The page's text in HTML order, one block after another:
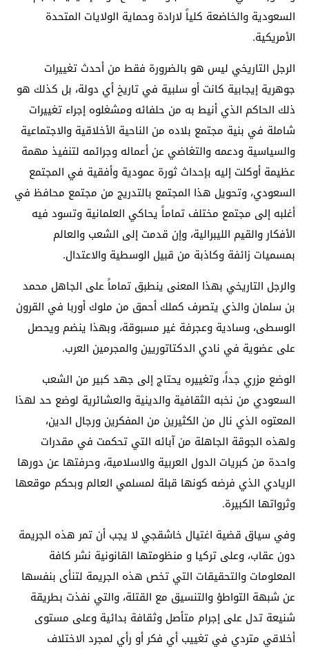
السعودية والخاضعة كلياً لارادة وحماية الولايات المتحدة
الأمريكية.
الرجل التاريخي ليس هو بالضرورة فقط من أحدث تغييرات
جوهرية إيجابية كانت أو سلبية في تاريخ أي دولة، بل كذلك هو
ذلك الحاكم الذي أنيط به من حلفائه ومشغلوه إجراء تغييرات
شاملة في بنية مجتمع بلاده من الناحية الأخلاقية والاجتماعية
والسياسية ودعمه والتغاضي عن أعماله وجرائمه لتنفيذ مهمة
عظيمة أوكلت إليه بإحداث ثورة عمودية وأفقية في المجتمع
السعودي، وتحويل هذا المجتمع بالتدريج من مجتمع محافظ في
أغلبه إلى مجتمع مختلف تماماً يحاكي العلمانية وتسود فيه
الأفكار والقيم الليبرالية، وإن قدمت إلى الشعب والعالم
بمسميات زائفة وكاذبة من قبيل الوسطية والاعتدال.
والرجل التاريخي بهذا المعنى ينطبق تماماً على الجاهل محمد
بن سلمان والذي يتصرف كملك أحمق من ملوك أوربا في القرون
الوسطى، وسادية وعجرفة غير مسبوقة، وبهذا ينضم ويحصل
على عضوية في نادي الدكتاتوريين والمجرمين العرب.
الوضع مزري جداً، وتغييره يحتاج إلى جهد كبير من الشعب
السعودي من نخبه الثقافية والدينية والعشائرية لوضع حد لهذا
المعتوه الذي نال من الكثيرين من المفكرين ورجال الدين،
ولهذه الجوقة الجاهلة من آبائه التي تحكمت في مقدرات
واحدة من كبريات الدول العربية والاسلامية، وحرفتها عن دورها
الريادي الذي فرضه كونها قبلة لمسلمي العالم وبحكم موقعها
وثرواتها الكبيرة.
وفي سياق قضية اغتيال خاشقجي لا يجب أن تمر هذه الجريمة
دون عقاب، وعلى تركيا و منظومتها القانونية نشر كافة
المعلومات والتحقيقات التي تخص هذه الجريمة لتنأى بنفسها
عن شبهة التواطؤ والتنسيق مع القتلة، والتي نفذت بطريقة
شنيعة تدل على إجرام متأصل وثقافة بدائية وعلى مستوى
أخلاقي متردي في تغييب أي فكر أو رأي لمجرد الاختلاف